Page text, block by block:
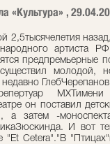
«Культура» ,
2,5тысячелетия
народного артиста
предпремьерные
молодой,
он поставил
а затем -
И вот
"Et Cetera"."В